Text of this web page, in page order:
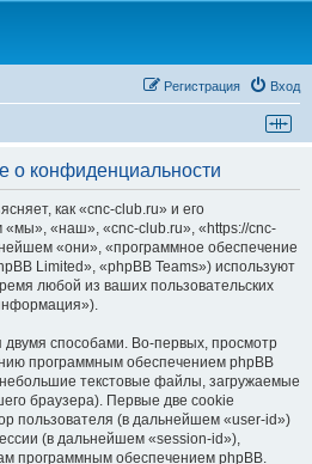
Вход
Регистрация
о конфиденциальности
как «cnc-club.ru» и его
«наш», «cnc-club.ru», «https://cnc-
«они», «программное обеспечение
Limited», «phpBB Teams») используют
любой из ваших пользовательских
способами. Во-первых, просмотр
программным обеспечением phpBB
текстовые файлы, загружаемые
браузера). Первые две cookie
пользователя (в дальнейшем «user-id»)
(в дальнейшем «session-id»),
программным обеспечением phpBB.